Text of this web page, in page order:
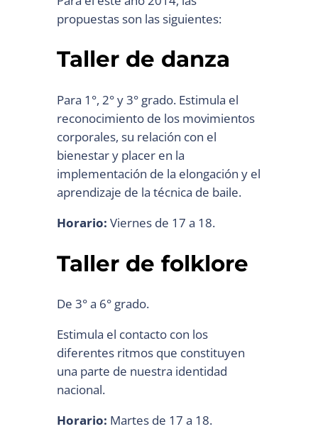
propuestas son las siguientes:
Taller de danza
Para 1°, 2° y 3° grado. Estimula el
reconocimiento de los movimientos
corporales, su relación con el
bienestar y placer en la
implementación de la elongación y el
aprendizaje de la técnica de baile.
Horario: Viernes de 17 a 18.
Taller de folklore
De 3° a 6° grado.
Estimula el contacto con los
diferentes ritmos que constituyen
una parte de nuestra identidad
nacional.
Horario: Martes de 17 a 18.